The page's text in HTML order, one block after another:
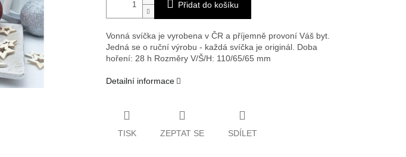
Přidat do košíku
Vonná svíčka je vyrobena v ČR a příjemně provoní Váš byt.
Jedná se o ruční výrobu - každá svíčka je originál. Doba
hoření: 28 h Rozměry V/Š/H: 110/65/65 mm
Detailní informace
TISK ZEPTAT SE SDÍLET